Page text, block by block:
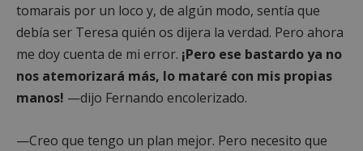
tomarais por un loco y, de algún modo, sentía que
debía ser Teresa quién os dijera la verdad. Pero ahora
me doy cuenta de mi error. ¡Pero ese bastardo ya no
nos atemorizará más, lo mataré con mis propias
manos! —dijo Fernando encolerizado.
—Creo que tengo un plan mejor. Pero necesito que
sp_landing
Spotify Inc.
23 horas 59